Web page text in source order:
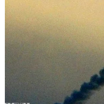
Biểu tượng của Công ty
Facebook, tại trụ sở công ty
Ngày 22/5, Ủy ban